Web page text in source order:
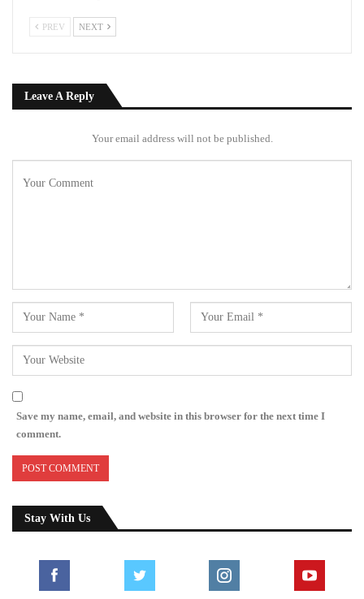
PREV NEXT
Leave A Reply
Your email address will not be published.
Save my name, email, and website in this browser for the next time I
comment.
Stay With Us